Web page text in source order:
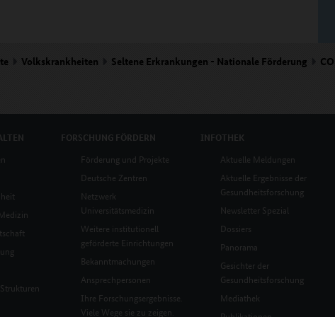
Volkskrankheiten Seltene Erkrankungen - Nationale Förderung
FORSCHUNG FÖRDERN
Förderung und Projekte
Deutsche Zentren
Netzwerk
Universitätsmedizin
Weitere institutionell
geförderte Einrichtungen
Bekanntmachungen
Ansprechpersonen
Ihre Forschungsergebnisse.
Viele Wege sie zu zeigen.
INFOTHEK
Aktuelle Meldungen
Aktuelle Ergebnisse der
Gesundheitsforschung
Newsletter Spezial
Dossiers
Panorama
Gesichter der
Gesundheitsforschung
Mediathek